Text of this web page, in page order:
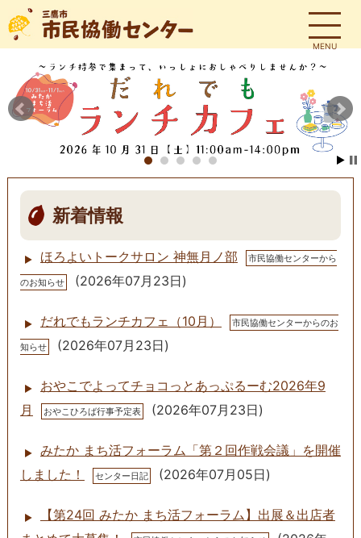
MENU
Prev
新着情報
ほろよいトークサロン 神無月ノ部 市民協働センターから
のお知らせ (2026年07月23日)
だれでもランチカフェ（10月） 市民協働センターからのお
知らせ (2026年07月23日)
おやこでよってチョコっとあっぷるーむ2026年9
月
おやこひろば行事予定表 (2026年07月23日)
みたか まち活フォーラム「第２回作戦会議」を開催
しました！
センター日記 (2026年07月05日)
【第24回 みたか まち活フォーラム】出展＆出店者